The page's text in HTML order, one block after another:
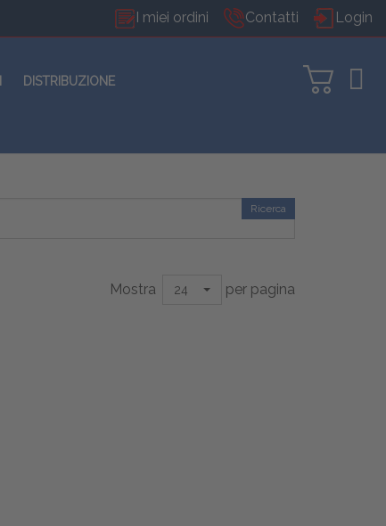
I miei ordini Contatti Login
DISTRIBUZIONE
Ricerca
Mostra 24 per pagina